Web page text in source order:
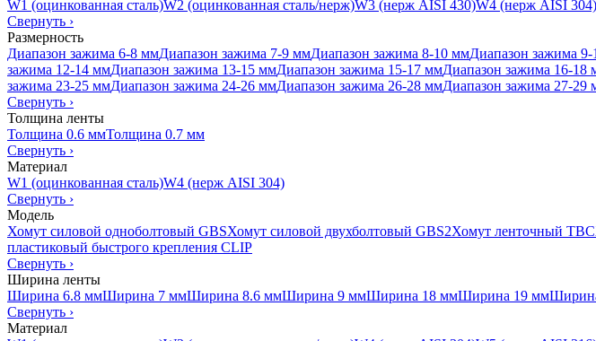
W1 (оцинкованная сталь)W2 (оцинкованная сталь/нерж)W3 (нерж AISI 430)W4 (нерж AISI 304)
Свернуть ›
Размерность
Диапазон зажима 6-8 ммДиапазон зажима 7-9 ммДиапазон зажима 8-10 ммДиапазон зажима
зажима 12-14 ммДиапазон зажима 13-15 ммДиапазон зажима 15-17 ммДиапазон зажима 16-18
зажима 23-25 ммДиапазон зажима 24-26 ммДиапазон зажима 26-28 ммДиапазон зажима 27-29
Свернуть ›
Толщина ленты
Толщина 0.6 ммТолщина 0.7 мм
Свернуть ›
Материал
W1 (оцинкованная сталь)W4 (нерж AISI 304)
Свернуть ›
Модель
Хомут силовой одноболтовый GBSХомут силовой двухболтовый GBS2Хомут ленточный TBC
пластиковый быстрого крепления CLIP
Свернуть ›
Ширина ленты
Ширина 6.8 ммШирина 7 ммШирина 8.6 ммШирина 9 ммШирина 18 ммШирина 19 мм
Свернуть ›
Материал